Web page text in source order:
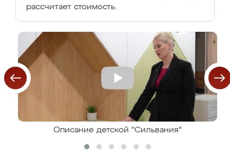
рассчитает стоимость.
Описание детской "Сильвания"